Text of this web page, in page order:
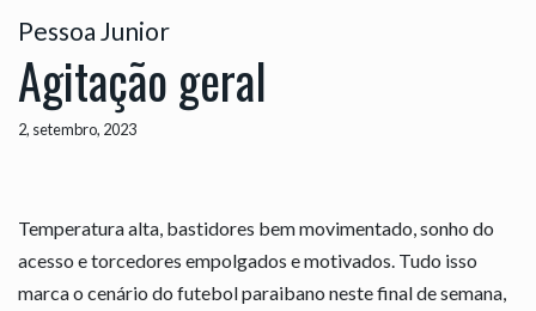
Pessoa Junior
Agitação geral
2, setembro, 2023
Temperatura alta, bastidores bem movimentado, sonho do
acesso e torcedores empolgados e motivados. Tudo isso
marca o cenário do futebol paraibano neste final de semana,